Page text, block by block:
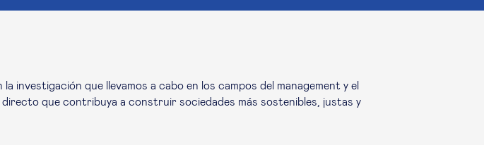
investigación que llevamos a cabo en los campos del management y el
que contribuya a construir sociedades más sostenibles, justas y